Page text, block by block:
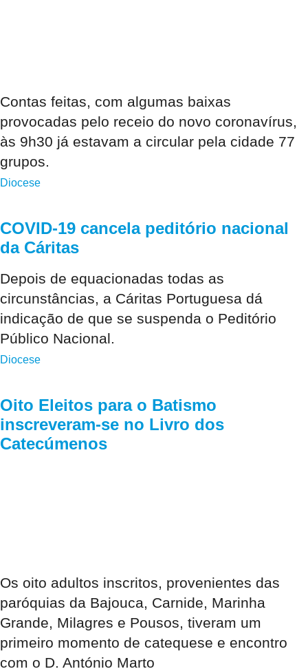
Contas feitas, com algumas baixas
provocadas pelo receio do novo coronavírus,
às 9h30 já estavam a circular pela cidade 77
grupos.
Diocese
COVID-19 cancela peditório nacional
da Cáritas
Depois de equacionadas todas as
circunstâncias, a Cáritas Portuguesa dá
indicação de que se suspenda o Peditório
Público Nacional.
Diocese
Oito Eleitos para o Batismo
inscreveram-se no Livro dos
Catecúmenos
Os oito adultos inscritos, provenientes das
paróquias da Bajouca, Carnide, Marinha
Grande, Milagres e Pousos, tiveram um
primeiro momento de catequese e encontro
com o D. António Marto